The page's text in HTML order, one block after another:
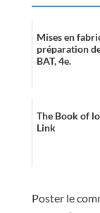
Mises en
préparation
BAT, 4e.
The Book of
Link
Poster le